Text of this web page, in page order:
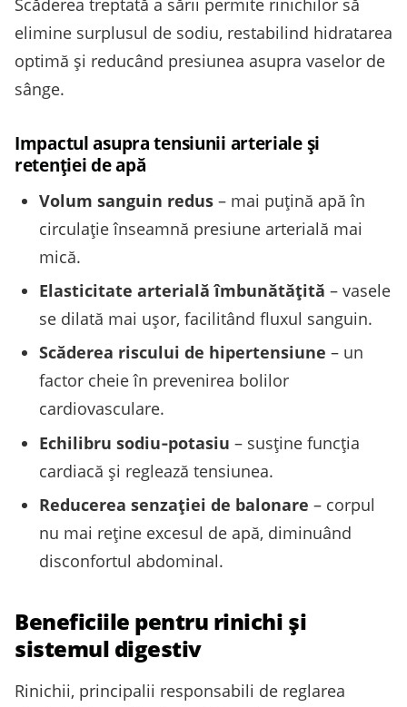
Scăderea treptată a sării permite rinichilor să
elimine surplusul de sodiu, restabilind hidratarea
optimă și reducând presiunea asupra vaselor de
sânge.
Impactul asupra tensiunii arteriale și
retenției de apă
Volum sanguin redus – mai puțină apă în
circulație înseamnă presiune arterială mai
mică.
Elasticitate arterială îmbunătățită – vasele
se dilată mai ușor, facilitând fluxul sanguin.
Scăderea riscului de hipertensiune – un
factor cheie în prevenirea bolilor
cardiovasculare.
Echilibru sodiu‑potasiu – susține funcția
cardiacă și reglează tensiunea.
Reducerea senzației de balonare – corpul
nu mai reține excesul de apă, diminuând
disconfortul abdominal.
Beneficiile pentru rinichi și
sistemul digestiv
Rinichii, principalii responsabili de reglarea